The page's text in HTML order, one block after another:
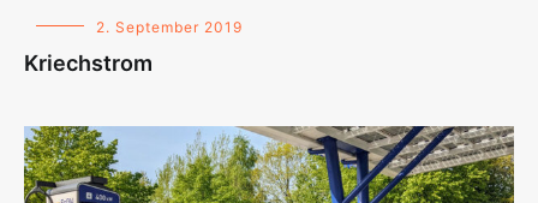
2. September 2019
Kriechstrom